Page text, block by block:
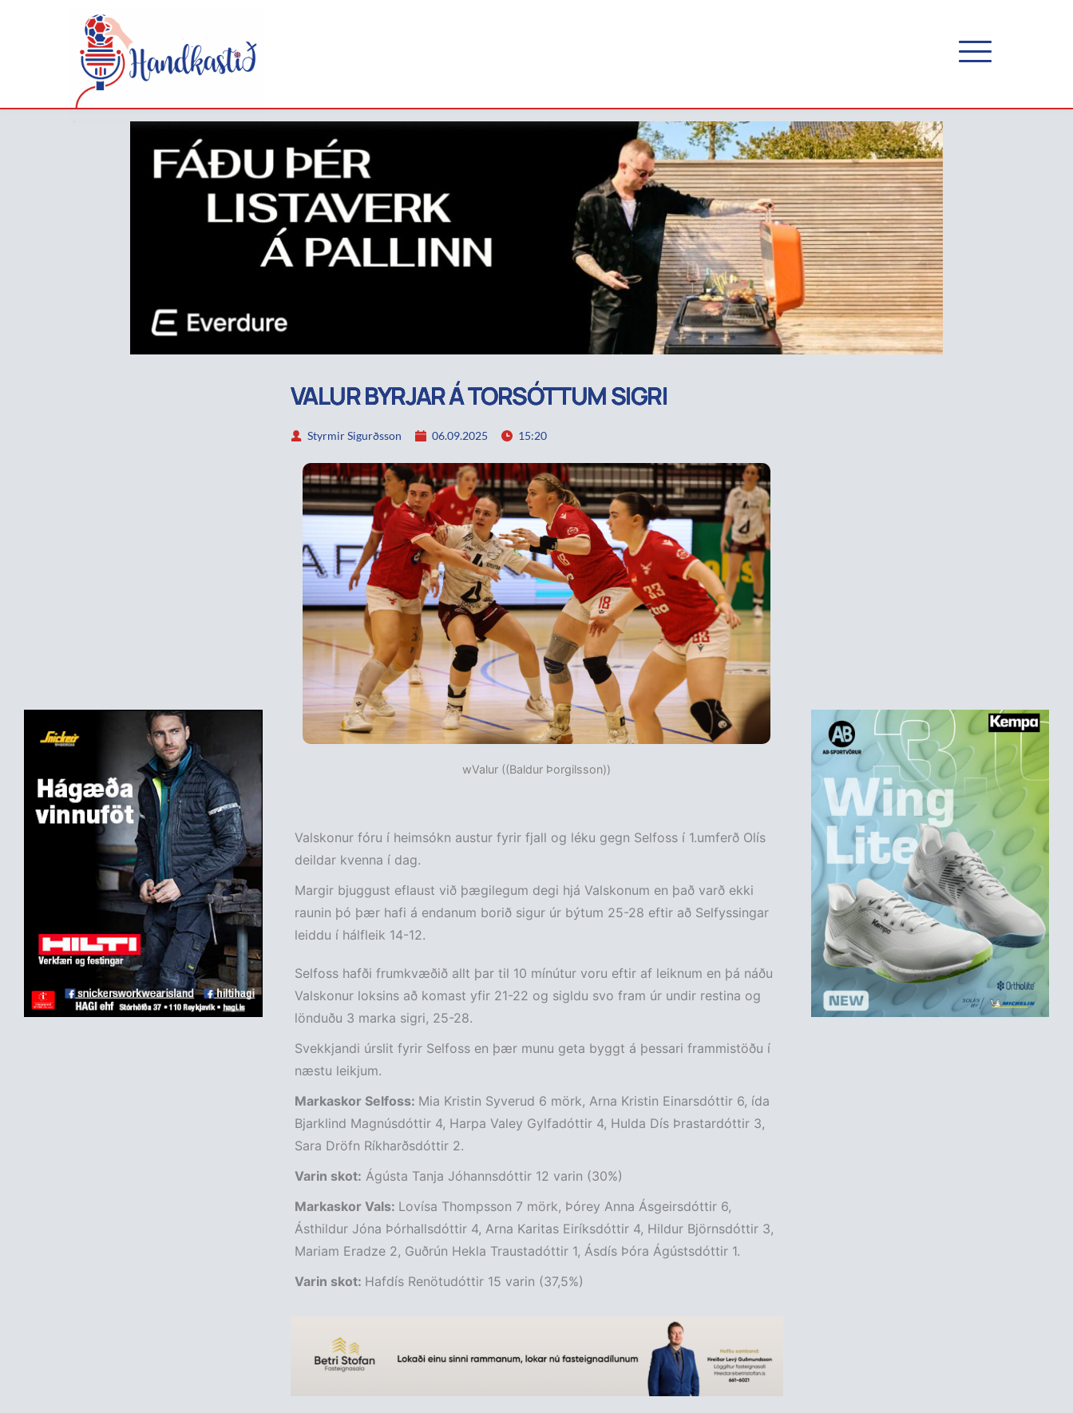
VALUR BYRJAR Á TORSÓTTUM SIGRI
Styrmir Sigurðsson 06.09.2025 15:20
wValur ((Baldur Þorgilsson))
Valskonur fóru í heimsókn austur fyrir fjall og léku gegn Selfoss í 1.umferð Olís
deildar kvenna í dag.
Margir bjuggust eflaust við þægilegum degi hjá Valskonum en það varð ekki
raunin þó þær hafi á endanum borið sigur úr býtum 25-28 eftir að Selfyssingar
leiddu í hálfleik 14-12.
Selfoss hafði frumkvæðið allt þar til 10 mínútur voru eftir af leiknum en þá náðu
Valskonur loksins að komast yfir 21-22 og sigldu svo fram úr undir restina og
lönduðu 3 marka sigri, 25-28.
Svekkjandi úrslit fyrir Selfoss en þær munu geta byggt á þessari frammistöðu í
næstu leikjum.
Markaskor Selfoss: Mia Kristin Syverud 6 mörk, Arna Kristin Einarsdóttir 6, ída
Bjarklind Magnúsdóttir 4, Harpa Valey Gylfadóttir 4, Hulda Dís Þrastardóttir 3,
Sara Dröfn Ríkharðsdóttir 2.
Varin skot: Ágústa Tanja Jóhannsdóttir 12 varin (30%)
Markaskor Vals: Lovísa Thompsson 7 mörk, Þórey Anna Ásgeirsdóttir 6,
Ásthildur Jóna Þórhallsdóttir 4, Arna Karitas Eiríksdóttir 4, Hildur Björnsdóttir 3,
Mariam Eradze 2, Guðrún Hekla Traustadóttir 1, Ásdís Þóra Ágústsdóttir 1.
Varin skot: Hafdís Renötudóttir 15 varin (37,5%)